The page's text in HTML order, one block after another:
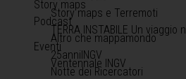
Story maps
Story maps e Terremoti
Podcast
TERRA INSTABILE Un
Altro che mappamondo
Eventi
25anniINGV
Ventennale INGV
Notte dei Ricercatori